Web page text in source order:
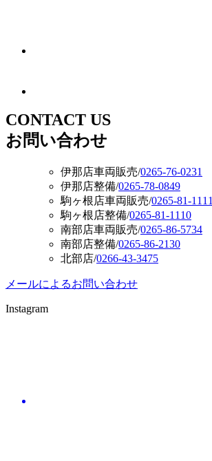
CONTACT US
お問い合わせ
伊那店車両販売/0265-76-0231
伊那店整備/0265-78-0849
駒ヶ根店車両販売/0265-81-1111
駒ヶ根店整備/0265-81-1110
南部店車両販売/0265-86-5734
南部店整備/0265-86-2130
北部店/0266-43-3475
メールによるお問い合わせ
Instagram